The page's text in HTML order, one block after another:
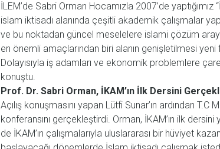
İLEM’de Sabri Orman Hocamızla 2007’de
islam iktisadı alanında çeşitli akademik çalışmalar
ve bu noktadan güncel meselelere islami çözüm
en önemli amaçlarından biri alanın genişletilmesi
Dolayısıyla iş adamları ve ekonomik problemlere
konuştu.
Prof. Dr. Sabri Orman, İKAM’ın İlk Dersini
Açılış konuşmasını yapan Lütfi Sunar’ın ardından
konferansını gerçekleştirdi. Orman, İKAM’ın ilk
de İKAM’ın çalışmalarıyla uluslararası bir hüviyet